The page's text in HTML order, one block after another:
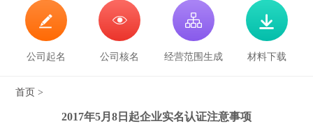

公司起名

公司核名

经营范围生成

材料下载
首页 >
2017年5月8日起企业实名认证注意事项